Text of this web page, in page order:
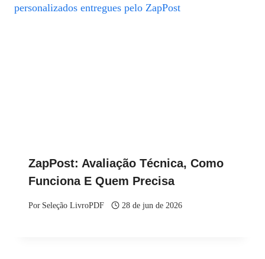
ZapPost: Avaliação Técnica, Como
Funciona E Quem Precisa
Por Seleção LivroPDF 28 de jun de 2026